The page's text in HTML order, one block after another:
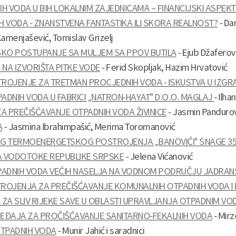
VODA U BIH LOKALNIM ZAJEDNICAMA – FINANCIJSKI
- ZNANSTVENA FANTASTIKA ILI SKORA REALNOST?-
Tomislav Grizelj
POSTUPANJE SA MULJEM SA PPOV BUTILA- Ejub
IZVORIŠTA PITKE VODE- Ferid Skopljak, Hazim Hrvatović
ZA TRETMAN PROCJEDNIH VODA - ISKUSTVA U
VODA U FABRICI „NATRON-HAYAT" D.O.O. MAGLAJ-
OTPADNIH VODA ŽIVINICE- Jasmin
- Jasmina Ibrahimpašić, Merima Toromanović
TERMOENERGETSKOG POSTROJENJA „BANOVIĆI" SNAGE
REPUBLIKE SRPSKE- Jelena Vićanović
VODA VEĆIH NASELJA NA VODNOM PODRUČJU
ZA PREČIŠĆAVANJE KOMUNALNIH OTPADNIH VODA
SLIV RIJEKE SAVE U OBLASTI UPRAVLJANJA OTPADNIM
ZA PROČIŠĆAVANJE SANITARNO-FEKALNIH VODA-
VODA- Munir Jahić i saradnici